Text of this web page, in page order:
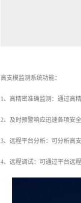
高支模监测系统功能：
1、高精密准确监测：通过高
2、及时预警响应迅速各项安
3、远程平台分析：可分析高
4、远程调试：可通过平台远